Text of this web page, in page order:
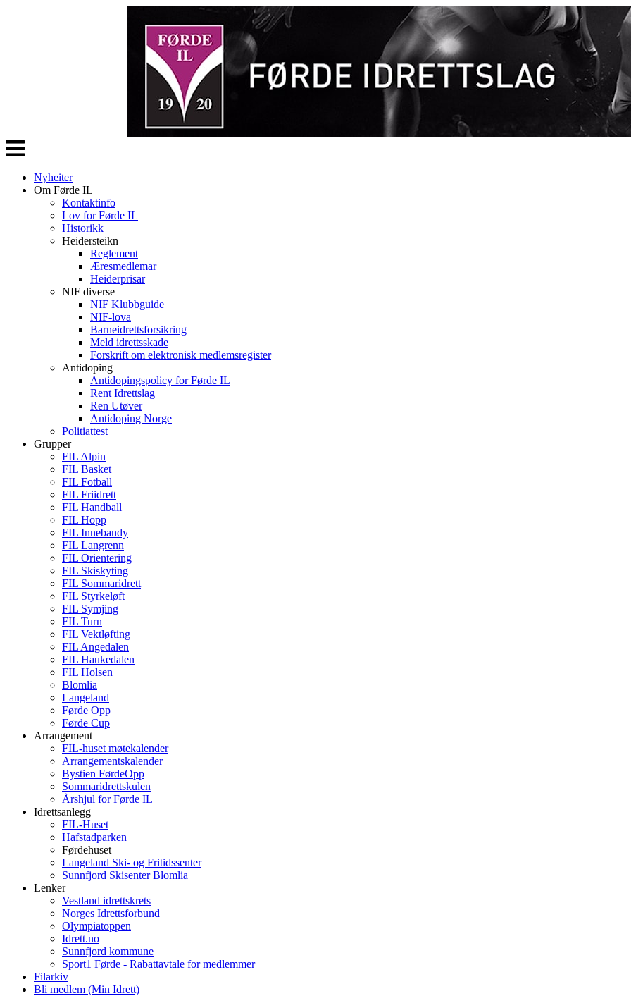
Veksle
navigasjon
Nyheiter
Om Førde IL
Kontaktinfo
Lov for Førde IL
Historikk
Heidersteikn
Reglement
Æresmedlemar
Heiderprisar
NIF diverse
NIF Klubbguide
NIF-lova
Barneidrettsforsikring
Meld idrettsskade
Forskrift om elektronisk medlemsregister
Antidoping
Antidopingspolicy for Førde IL
Rent Idrettslag
Ren Utøver
Antidoping Norge
Politiattest
Grupper
FIL Alpin
FIL Basket
FIL Fotball
FIL Friidrett
FIL Handball
FIL Hopp
FIL Innebandy
FIL Langrenn
FIL Orientering
FIL Skiskyting
FIL Sommaridrett
FIL Styrkeløft
FIL Symjing
FIL Turn
FIL Vektløfting
FIL Angedalen
FIL Haukedalen
FIL Holsen
Blomlia
Langeland
Førde Opp
Førde Cup
Arrangement
FIL-huset møtekalender
Arrangementskalender
Bystien FørdeOpp
Sommaridrettskulen
Årshjul for Førde IL
Idrettsanlegg
FIL-Huset
Hafstadparken
Førdehuset
Langeland Ski- og Fritidssenter
Sunnfjord Skisenter Blomlia
Lenker
Vestland idrettskrets
Norges Idrettsforbund
Olympiatoppen
Idrett.no
Sunnfjord kommune
Sport1 Førde - Rabattavtale for medlemmer
Filarkiv
Bli medlem (Min Idrett)